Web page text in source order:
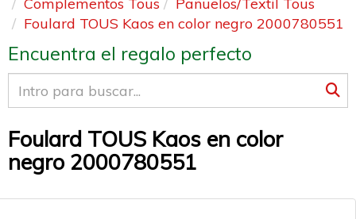
Foulard TOUS Kaos en color negro 2000780551
Encuentra el regalo perfecto
Foulard TOUS Kaos en color
negro 2000780551